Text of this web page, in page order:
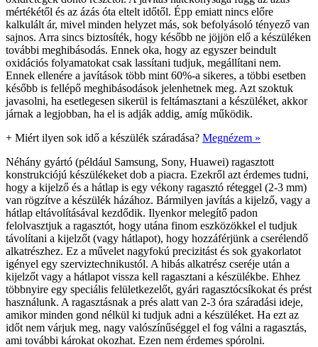
mértékétől és az ázás óta eltelt időtől. Épp emiatt nincs előre
kalkulált ár, mivel minden helyzet más, sok befolyásoló tényező van
sajnos. Arra sincs biztosíték, hogy később ne jöjjön elő a készüléken
további meghibásodás. Ennek oka, hogy az egyszer beindult
oxidációs folyamatokat csak lassítani tudjuk, megállítani nem.
Ennek ellenére a javítások több mint 60%-a sikeres, a többi esetben
később is fellépő meghibásodások jelenhetnek meg. Azt szoktuk
javasolni, ha esetlegesen sikerül is feltámasztani a készüléket, akkor
járnak a legjobban, ha el is adják addig, amíg működik.
+ Miért ilyen sok idő a készülék száradása? Megnézem »
Néhány gyártó (például Samsung, Sony, Huawei) ragasztott
konstrukciójú készülékeket dob a piacra. Ezekről azt érdemes tudni,
hogy a kijelző és a hátlap is egy vékony ragasztó réteggel (2-3 mm)
van rögzítve a készülék házához. Bármilyen javítás a kijelző, vagy a
hátlap eltávolításával kezdődik. Ilyenkor melegítő padon
felolvasztjuk a ragasztót, hogy utána finom eszközökkel el tudjuk
távolítani a kijelzőt (vagy hátlapot), hogy hozzáférjünk a cserélendő
alkatrészhez. Ez a művelet nagyfokú precizitást és sok gyakorlatot
igényel egy szerviztechnikustól. A hibás alkatrész cseréje után a
kijelzőt vagy a hátlapot vissza kell ragasztani a készülékbe. Ehhez
többnyire egy speciális felületkezelőt, gyári ragasztócsíkokat és prést
használunk. A ragasztásnak a prés alatt van 2-3 óra száradási ideje,
amikor minden gond nélkül ki tudjuk adni a készüléket. Ha ezt az
időt nem várjuk meg, nagy valószínűséggel el fog válni a ragasztás,
ami további károkat okozhat. Ezen nem érdemes spórolni.